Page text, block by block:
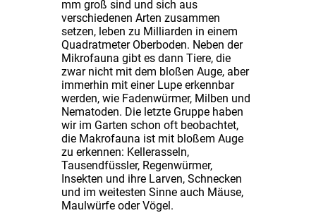
mm groß sind und sich aus
verschiedenen Arten zusammen
setzen, leben zu Milliarden in einem
Quadratmeter Oberboden. Neben der
Mikrofauna gibt es dann Tiere, die
zwar nicht mit dem bloßen Auge, aber
immerhin mit einer Lupe erkennbar
werden, wie Fadenwürmer, Milben und
Nematoden. Die letzte Gruppe haben
wir im Garten schon oft beobachtet,
die Makrofauna ist mit bloßem Auge
zu erkennen: Kellerasseln,
Tausendfüssler, Regenwürmer,
Insekten und ihre Larven, Schnecken
und im weitesten Sinne auch Mäuse,
Maulwürfe oder Vögel.